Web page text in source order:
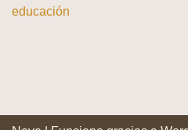
educación